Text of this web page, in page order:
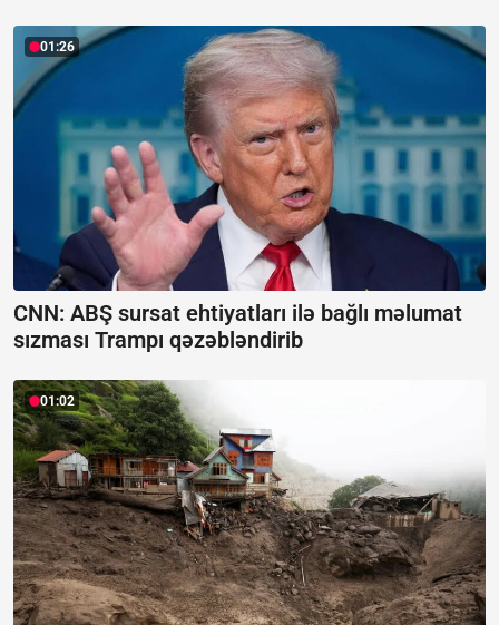
01:26
CNN: ABŞ sursat ehtiyatları ilə bağlı məlumat
sızması Trampı qəzəbləndirib
01:02